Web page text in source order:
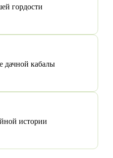
гордости
дачной кабалы
истории